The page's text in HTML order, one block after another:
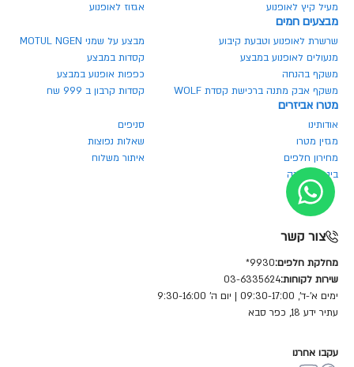
מעיל קיץ לאופנוע
אגזוז לאופנוע
מבצעים חמים
שרשרת לאופנוע וטבעת קיבוע
מבצע על שמני MOTUL NGEN
מנעולים לאופנוע במבצע
קסדות במבצע
משקף בהנחה
כפפות אופנוע במבצע
משקף אבק מתנה ברכישת קסדת WOLF
קסדות קרבון ב 999 שח
מטרו אביזרים
אודותינו
סניפים
מגזין מטרו
שאלות נפוצות
מחירון חלפים
איתור משלוח
ביטול הזמנה
צור קשר
מחלקת חלפים:9930*
שירות לקוחות:03-6335624
ימים א'-ד', 09:30-17:00 | יום ה' 9:30-16:00
עתיר ידע 18, כפר סבא
עקבו אחרנו